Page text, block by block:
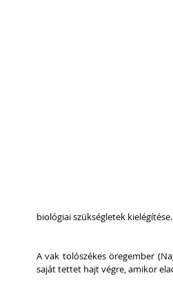
biológiai szükségletek kielégítése.
A vak tolószékes öregember
saját tettet hajt végre, amikor